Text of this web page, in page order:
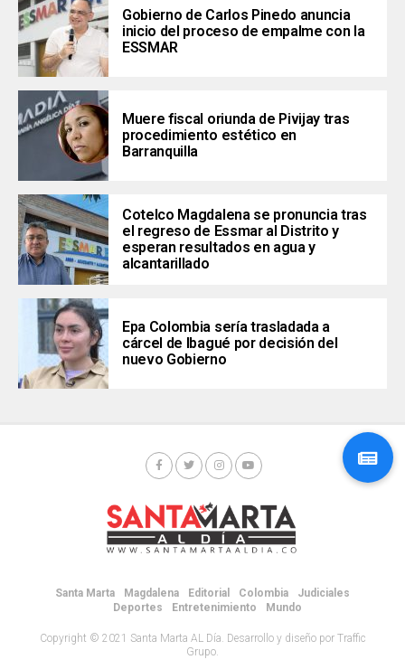
Gobierno de Carlos Pinedo anuncia
inicio del proceso de empalme con la
ESSMAR
Muere fiscal oriunda de Pivijay tras
procedimiento estético en
Barranquilla
Cotelco Magdalena se pronuncia tras
el regreso de Essmar al Distrito y
esperan resultados en agua y
alcantarillado
Epa Colombia sería trasladada a
cárcel de Ibagué por decisión del
nuevo Gobierno
Santa Marta Magdalena Editorial Colombia
Judiciales
Deportes
Entretenimiento Mundo
Copyright © 2021 Santa Marta AL Día. Desarrollo y diseño por Traffic
Grupo.